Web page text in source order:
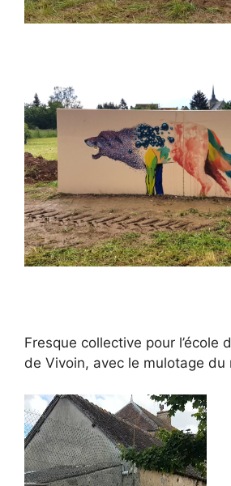
Fresque collective pour l’école
de Vivoin, avec le mulotage du